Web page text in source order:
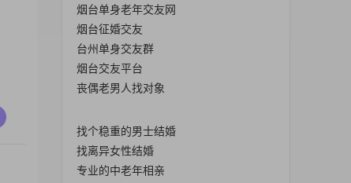
烟台单身老年交友网
烟台征婚交友
台州单身交友群
烟台交友平台
丧偶老男人找对象
找个稳重的男士结婚
找离异女性结婚
专业的中老年相亲